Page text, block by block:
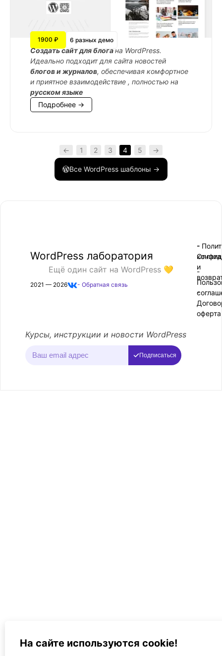
1900 ₽ 6 разных демо
Cоздать сайт для блогана WordPress.
Идеально подходит для сайта новостей
блогов и журналов, обеспечивая комфортное
и приятное взаимодействие , полностью на
русском языке
Подробнее →
← 1 2 3 4 5 →
Все WordPress шаблоны →
WordPress лаборатория
Ещё один сайт на WordPress 💛
2021 — 2026 - Обратная связь
-
-
-
Оплата
и
-
оферта
Курсы, инструкции и новости WordPress
Подписаться
На сайте используются cookie!